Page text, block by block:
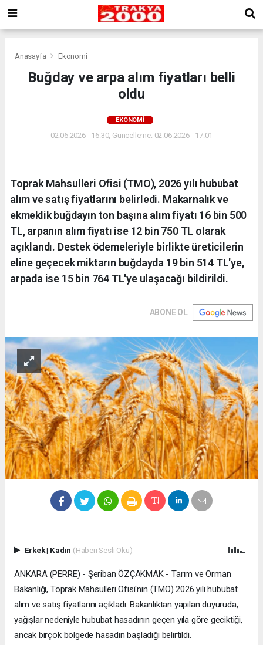
Anasayfa Ekonomi
Buğday ve arpa alım fiyatları belli
oldu
EKONOMI
02.06.2026 - 16:30, Güncelleme: 02.06.2026 - 17:01
Toprak Mahsulleri Ofisi (TMO), 2026 yılı hububat
alım ve satış fiyatlarını belirledi. Makarnalık ve
ekmeklik buğdayın ton başına alım fiyatı 16 bin 500
TL, arpanın alım fiyatı ise 12 bin 750 TL olarak
açıklandı. Destek ödemeleriyle birlikte üreticilerin
eline geçecek miktarın buğdayda 19 bin 514 TL'ye,
arpada ise 15 bin 764 TL'ye ulaşacağı bildirildi.
ABONE OL
Erkek| Kadın (Haberi Sesli Oku)
ANKARA (PERRE) - Şeriban ÖZÇAKMAK - Tarım ve Orman
Bakanlığı, Toprak Mahsulleri Ofisi'nin (TMO) 2026 yılı hububat
alım ve satış fiyatlarını açıkladı. Bakanlıktan yapılan duyuruda,
yağışlar nedeniyle hububat hasadının geçen yıla göre geciktiği,
ancak birçok bölgede hasadın başladığı belirtildi.